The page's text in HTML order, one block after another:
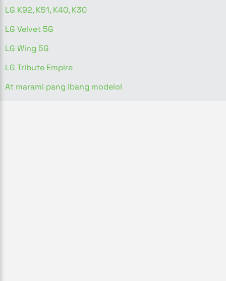
LG K92, K51, K40, K30
LG Velvet 5G
LG Wing 5G
LG Tribute Empire
At marami pang ibang modelo!